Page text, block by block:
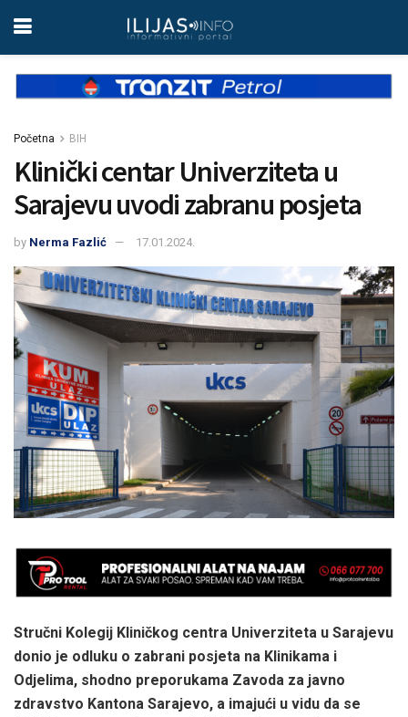
Početna BIH
Klinički centar Univerziteta u
Sarajevu uvodi zabranu posjeta
by Nerma Fazlić 17.01.2024.
Stručni Kolegij Kliničkog centra Univerziteta u Sarajevu
donio je odluku o zabrani posjeta na Klinikama i
Odjelima, shodno preporukama Zavoda za javno
zdravstvo Kantona Sarajevo, a imajući u vidu da se